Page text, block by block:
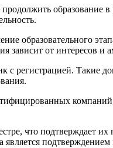
образование
образовательного
зависит от интересов и
с регистрацией. Такие
что подтверждает
подтверждением